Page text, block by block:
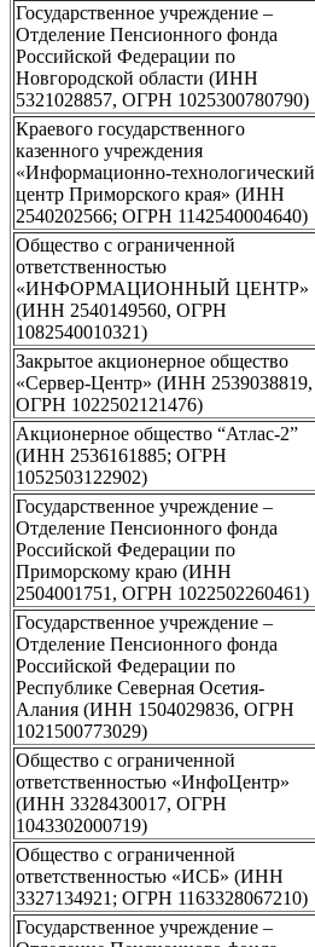
Государственное учреждение –
Отделение Пенсионного фонда
Российской Федерации по
Новгородской области (ИНН
5321028857, ОГРН 1025300780790)
Краевого государственного
казенного учреждения
«Информационно-технологический
центр Приморского края» (ИНН
2540202566; ОГРН 1142540004640)
Общество с ограниченной
ответственностью
«ИНФОРМАЦИОННЫЙ ЦЕНТР»
(ИНН 2540149560, ОГРН
1082540010321)
Закрытое акционерное общество
«Сервер-Центр» (ИНН 2539038819,
ОГРН 1022502121476)
Акционерное общество “Атлас-2”
(ИНН 2536161885; ОГРН
1052503122902)
Государственное учреждение –
Отделение Пенсионного фонда
Российской Федерации по
Приморскому краю (ИНН
2504001751, ОГРН 1022502260461)
Государственное учреждение –
Отделение Пенсионного фонда
Российской Федерации по
Республике Северная Осетия-
Алания (ИНН 1504029836, ОГРН
1021500773029)
Общество с ограниченной
ответственностью «ИнфоЦентр»
(ИНН 3328430017, ОГРН
1043302000719)
Общество с ограниченной
ответственностью «ИСБ» (ИНН
3327134921; ОГРН 1163328067210)
Государственное учреждение –